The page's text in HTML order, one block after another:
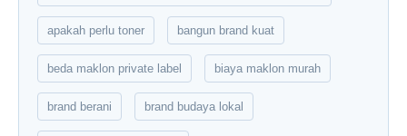
apakah perlu toner bangun brand kuat
beda maklon private label biaya maklon murah
brand berani brand budaya lokal